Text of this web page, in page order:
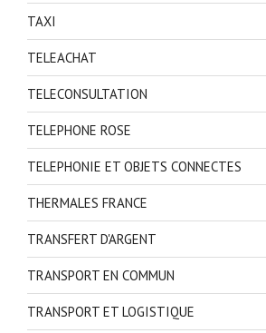
TAXI
TELEACHAT
TELECONSULTATION
TELEPHONE ROSE
TELEPHONIE ET OBJETS CONNECTES
THERMALES FRANCE
TRANSFERT D'ARGENT
TRANSPORT EN COMMUN
TRANSPORT ET LOGISTIQUE